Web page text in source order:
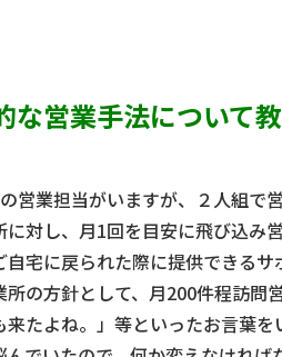
な営業手法について
営業担当がいますが、２人組で
に対し、月1回を目安に飛び込み
自宅に戻られた際に提供できる
所の方針として、月200件程訪
来たよね。」等といったお言葉